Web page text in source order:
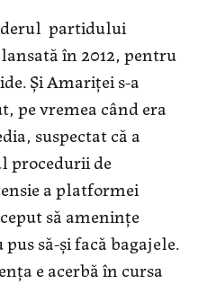
partidului
în 2012, pentru
Și Amariței s-a
pe vremea când era
suspectat că a
procedurii de
a platformei
să amenințe
să-și facă bagajele.
e acerbă în cursa